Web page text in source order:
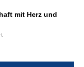
mit Herz und